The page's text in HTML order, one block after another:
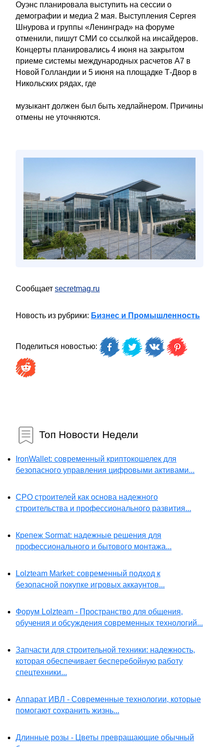
Оуэнс планировала выступить на сессии о
демографии и медиа 2 мая. Выступления Сергея
Шнурова и группы «Ленинград» на форуме
отменили, пишут СМИ со ссылкой на инсайдеров.
Концерты планировались 4 июня на закрытом
приеме системы международных расчетов А7 в
Новой Голландии и 5 июня на площадке Т-Двор в
Никольских рядах, где
музыкант должен был быть хедлайнером. Причины
отмены не уточняются.
Сообщает secretmag.ru
Новость из рубрики: Бизнес и Промышленность
Поделиться новостью:
Топ Новости Недели
IronWallet: современный криптокошелек для
безопасного управления цифровыми активами...
СРО строителей как основа надежного
строительства и профессионального развития...
Крепеж Sormat: надежные решения для
профессионального и бытового монтажа...
Lolzteam Market: современный подход к
безопасной покупке игровых аккаунтов...
Форум Lolzteam - Пространство для общения,
обучения и обсуждения современных технологий...
Запчасти для строительной техники: надежность,
которая обеспечивает бесперебойную работу
спецтехники...
Аппарат ИВЛ - Современные технологии, которые
помогают сохранить жизнь...
Длинные розы - Цветы превращающие обычный